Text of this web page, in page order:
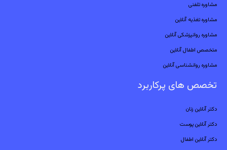
مشاوره تلفنی
مشاوره تغذیه آنلاین
مشاوره روانپزشکی آنلاین
متخصص اطفال آنلاین
مشاوره روانشناسی آنلاین
تخصص های پرکاربرد
دکتر آنلاین زنان
دکتر آنلاین پوست
دکتر آنلاین اطفال